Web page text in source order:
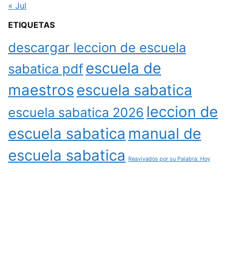
« Jul
ETIQUETAS
descargar leccion de escuela
sabatica pdfescuela de
maestros escuela sabatica
escuela sabatica 2026 leccion de
escuela sabatica manual de
escuela sabatica
Reavivados por su Palabra: Hoy